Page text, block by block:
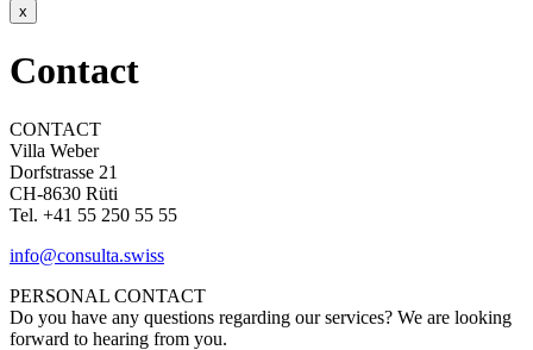
x
Contact
CONTACT
Villa Weber
Dorfstrasse 21
CH-8630 Rüti
Tel. +41 55 250 55 55
info@consulta.swiss
PERSONAL CONTACT
Do you have any questions regarding our services? We are looking
forward to hearing from you.